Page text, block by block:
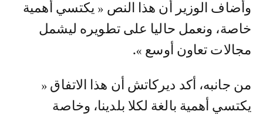
وأضاف الوزير أن هذا النص « يكتسي أهمية
خاصة، ونعمل حاليا على تطويره ليشمل
مجالات تعاون أوسع ».
من جانبه، أكد ديركاتش أن هذا الاتفاق «
يكتسي أهمية بالغة لكلا بلدينا، وخاصة